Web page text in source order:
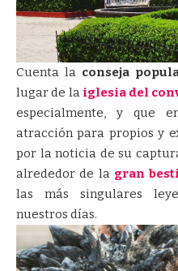
Cuenta la conseja
lugar de laiglesia del
especialmente, y que
atracción para propios y
por la noticia de su
alrededor de la gran
las más singulares
nuestros días.